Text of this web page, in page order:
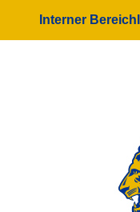
Interner Bereich